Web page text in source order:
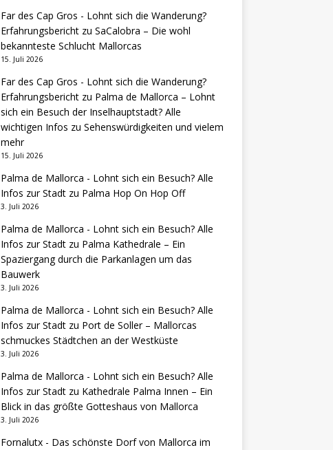
Far des Cap Gros - Lohnt sich die Wanderung?
Erfahrungsberichtzu SaCalobra – Die wohl
bekannteste Schlucht Mallorcas
15. Juli 2026
Far des Cap Gros - Lohnt sich die Wanderung?
Erfahrungsberichtzu Palma de Mallorca – Lohnt
sich ein Besuch der Inselhauptstadt? Alle
wichtigen Infos zu Sehenswürdigkeiten und vielem
mehr
15. Juli 2026
Palma de Mallorca - Lohnt sich ein Besuch? Alle
Infos zur Stadtzu Palma Hop On Hop Off
3. Juli 2026
Palma de Mallorca - Lohnt sich ein Besuch? Alle
Infos zur Stadtzu Palma Kathedrale – Ein
Spaziergang durch die Parkanlagen um das
Bauwerk
3. Juli 2026
Palma de Mallorca - Lohnt sich ein Besuch? Alle
Infos zur Stadtzu Port de Soller – Mallorcas
schmuckes Städtchen an der Westküste
3. Juli 2026
Palma de Mallorca - Lohnt sich ein Besuch? Alle
Infos zur Stadtzu Kathedrale Palma Innen – Ein
Blick in das größte Gotteshaus von Mallorca
3. Juli 2026
Fornalutx - Das schönste Dorf von Mallorca im